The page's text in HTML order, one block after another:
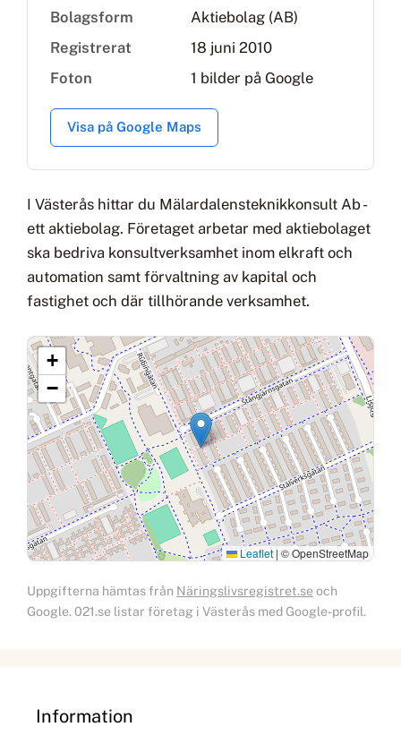
Bolagsform
Aktiebolag (AB)
Registrerat
18 juni 2010
Foton
1 bilder på Google
Visa på Google Maps
I Västerås hittar du Mälardalensteknikkonsult Ab -
ett aktiebolag. Företaget arbetar med aktiebolaget
ska bedriva konsultverksamhet inom elkraft och
automation samt förvaltning av kapital och
fastighet och där tillhörande verksamhet.
+
−
Leaflet | © OpenStreetMap
Uppgifterna hämtas från Näringslivsregistret.se och
Google. 021.se listar företag i Västerås med Google-profil.
Information